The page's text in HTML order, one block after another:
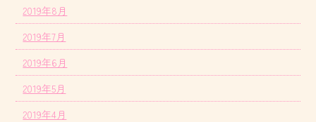
2019年8月
2019年7月
2019年6月
2019年5月
2019年4月